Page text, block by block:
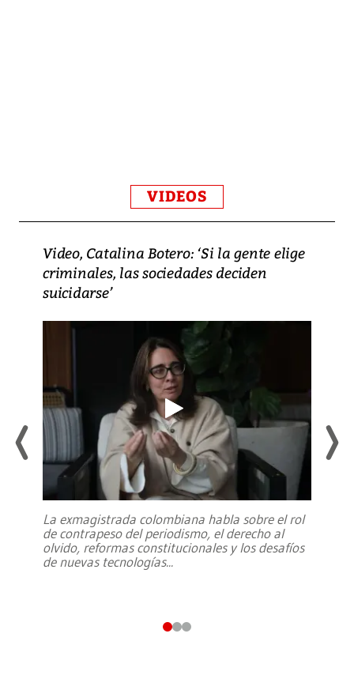
VIDEOS
Video, Catalina Botero: ‘Si la gente elige
criminales, las sociedades deciden
suicidarse’
La exmagistrada colombiana habla sobre el rol
de contrapeso del periodismo, el derecho al
olvido, reformas constitucionales y los desafíos
de nuevas tecnologías...